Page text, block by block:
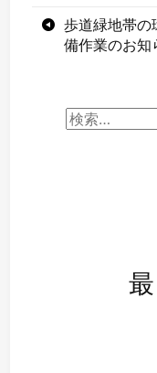
投 歩道緑地帯の
備作業のお知
検